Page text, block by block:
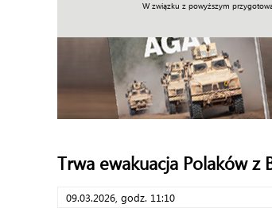
W związku z powyższym
Trwa ewakuacja Polaków z
09.03.2026, godz. 11:10